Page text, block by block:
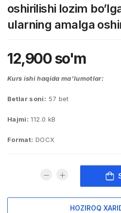
oshirilishi lozim
ularning amalga
12,900so'm
Kurs ishi haqida ma’lumotlar:
Betlar soni: 57 bet
Hajmi: 112.0 kB
Format: DOCX
HOZIROQ